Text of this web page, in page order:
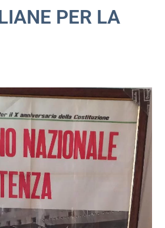
PER LA